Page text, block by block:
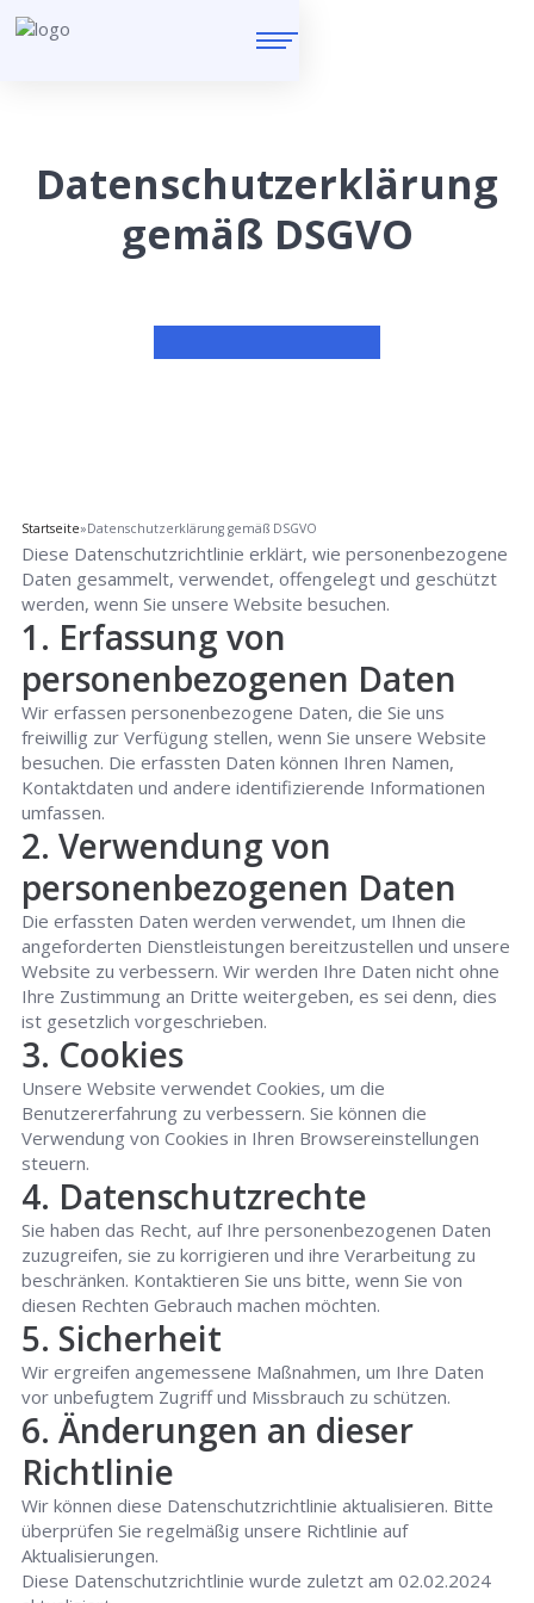
Datenschutzerklärung
gemäß DSGVO
Startseite»Datenschutzerklärung gemäß DSGVO
Diese Datenschutzrichtlinie erklärt, wie personenbezogene
Daten gesammelt, verwendet, offengelegt und geschützt
werden, wenn Sie unsere Website besuchen.
1. Erfassung von
personenbezogenen Daten
Wir erfassen personenbezogene Daten, die Sie uns
freiwillig zur Verfügung stellen, wenn Sie unsere Website
besuchen. Die erfassten Daten können Ihren Namen,
Kontaktdaten und andere identifizierende Informationen
umfassen.
2. Verwendung von
personenbezogenen Daten
Die erfassten Daten werden verwendet, um Ihnen die
angeforderten Dienstleistungen bereitzustellen und unsere
Website zu verbessern. Wir werden Ihre Daten nicht ohne
Ihre Zustimmung an Dritte weitergeben, es sei denn, dies
ist gesetzlich vorgeschrieben.
3. Cookies
Unsere Website verwendet Cookies, um die
Benutzererfahrung zu verbessern. Sie können die
Verwendung von Cookies in Ihren Browsereinstellungen
steuern.
4. Datenschutzrechte
Sie haben das Recht, auf Ihre personenbezogenen Daten
zuzugreifen, sie zu korrigieren und ihre Verarbeitung zu
beschränken. Kontaktieren Sie uns bitte, wenn Sie von
diesen Rechten Gebrauch machen möchten.
5. Sicherheit
Wir ergreifen angemessene Maßnahmen, um Ihre Daten
vor unbefugtem Zugriff und Missbrauch zu schützen.
6. Änderungen an dieser
Richtlinie
Wir können diese Datenschutzrichtlinie aktualisieren. Bitte
überprüfen Sie regelmäßig unsere Richtlinie auf
Aktualisierungen.
Diese Datenschutzrichtlinie wurde zuletzt am 02.02.2024